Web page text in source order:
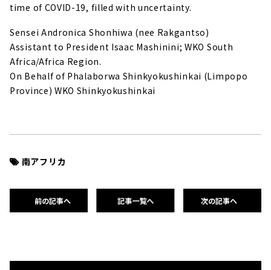
time of COVID-19, filled with uncertainty.
Sensei Andronica Shonhiwa (nee Rakgantso)
Assistant to President Isaac Mashinini; WKO South
Africa/Africa Region.
On Behalf of Phalaborwa Shinkyokushinkai (Limpopo
Province) WKO Shinkyokushinkai
南アフリカ
前の記事へ 記事一覧へ 次の記事へ